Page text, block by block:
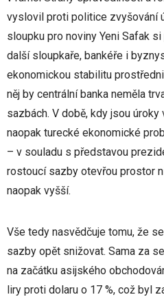
vyslovil proti politice zvyšování
sloupku pro noviny Yeni Safak
další sloupkaře, bankéře i
ekonomickou stabilitu
něj by centrální banka neměla
sazbách. V době, kdy jsou
naopak turecké ekonomické
– v souladu s představou
rostoucí sazby otevřou prostor
naopak vyšší.
Vše tedy nasvědčuje tomu, že
sazby opět snižovat. Sama za
na začátku asijského
liry proti dolaru o 17 %, což byl